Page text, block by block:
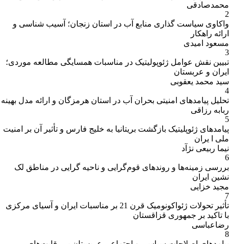
محمدصادقی
2
واکاوی سیاست گذاری منابع آب در استان زنجان؛ آسیب شناسی و
ارائه راهکار
مسعود امیدی
3
تبیین نقش عوامل ژئوپولیتیک در مناسبات همسایگی مطالعه موردی؛
ایران و عربستان
سید محمد یعقوبی
4
تحلیل پیامدهای امنیتی بحران آب در استان هرمزگان و ارائه مدل بهینه
ربابه رزاقی
5
پیامدهای ژئوپلیتیک بازگشت بریتانیا به خلیج فارس و تأثیر آن بر امنیت
ملی ا یران
نیما ربیعی نژآد
6
بررسی زمینه‌ها و روندهای قوم‌گرایی و ناحیه گرایی در مناطق لک
نشین ایران
مجید خزایی
7
تأثیر تحولات ژئواکونومیک قرن 21 بر مناسبات ایران و آسیای مرکزی
با تاکید بر جمهوری قزاقستان
رضاعباسی
8